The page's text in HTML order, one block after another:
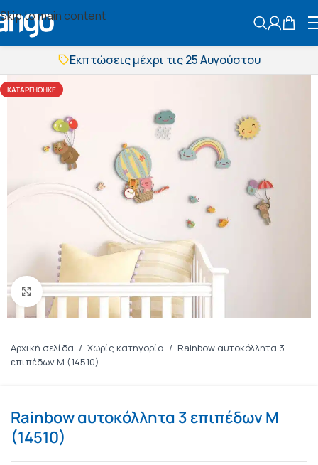
Skip to main content
Εκπτώσεις μέχρι τις 25 Αυγούστου
Δωρεάν μεταφορικά
Άμεση παράδοση
Εκπτώσεις μέχρι τις 25 Αυγούστου
Δωρεάν μεταφορικά
BOXNOW αποστολή
Άμεση παράδοση
ΚΑΤΑΡΓΉΘΗΚΕ
Πατήστε για μεγέθυνση
Αρχική σελίδα / Χωρίς κατηγορία / Rainbow αυτοκόλλητα 3
επιπέδων M (14510)
Rainbow αυτοκόλλητα 3 επιπέδων M
(14510)